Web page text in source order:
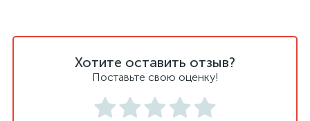
Хотите оставить отзыв?
Поставьте свою оценку!